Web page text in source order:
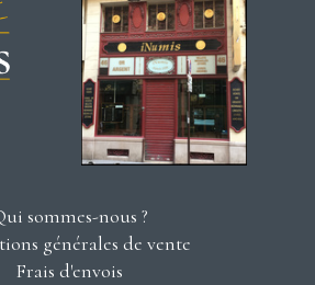
sommes-nous ?
générales de vente
Frais d'envois